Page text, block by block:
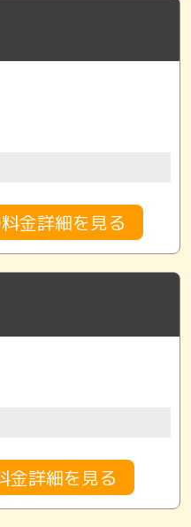
金詳細を見る
金詳細を見る